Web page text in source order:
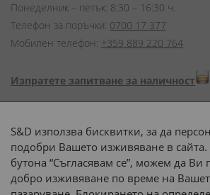
Понеделник – петък: 8:30 – 16:30 ч.
Телефон за поръчки: 0700 17 377
Мобилен телефон: +359 889 220 764
Изпратете запитване за наличност
Начини на плащане:
S&D използва бисквитки, за да
подобри Вашето изживяване в
бутона “Съгласявам се”, можем да Ви
добро изживяване по време на